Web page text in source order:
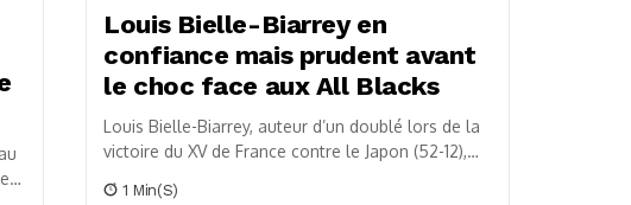
Louis Bielle-Biarrey en
confiance mais prudent avant
le choc face aux All Blacks
Louis Bielle-Biarrey, auteur d’un doublé lors de la
victoire du XV de France contre le Japon (52-12),
1 Min(s)